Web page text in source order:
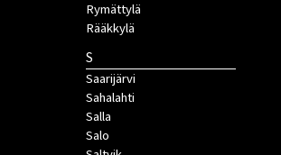
Rymättylä
Rääkkylä
S
Saarijärvi
Sahalahti
Salla
Salo